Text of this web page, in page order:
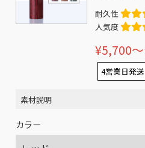
耐久性
人気度
¥5,700〜
4営業日発送
素材説明
カラー